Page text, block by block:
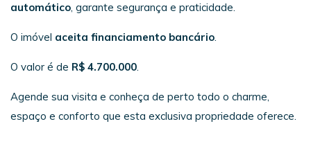
automático, garante segurança e praticidade.
O imóvel aceita financiamento bancário.
O valor é de R$ 4.700.000.
Agende sua visita e conheça de perto todo o charme,
espaço e conforto que esta exclusiva propriedade oferece.